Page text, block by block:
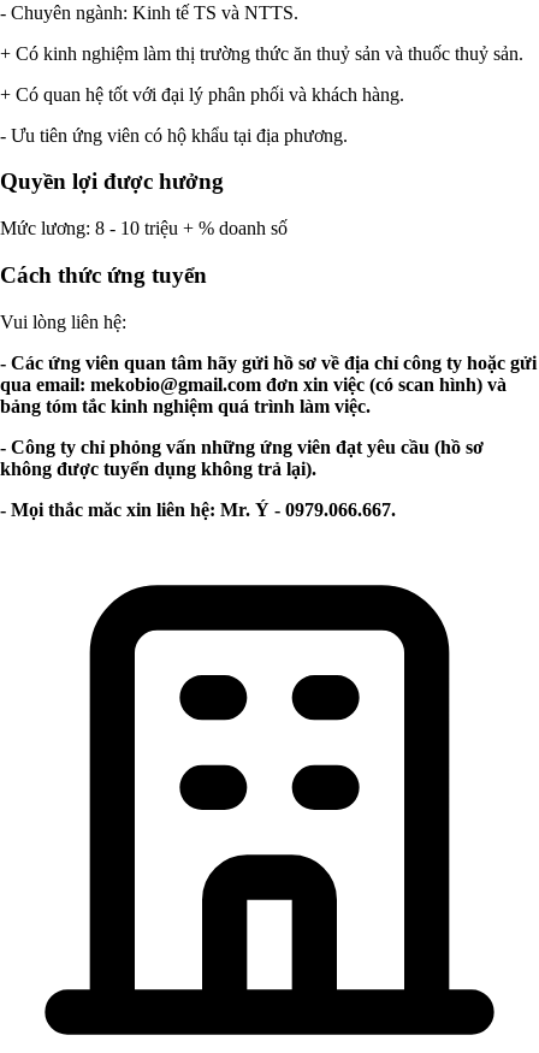
- Chuyên ngành: Kinh tế TS và NTTS.
+ Có kinh nghiệm làm thị trường thức ăn thuỷ sản và thuốc thuỷ sản.
+ Có quan hệ tốt với đại lý phân phối và khách hàng.
- Ưu tiên ứng viên có hộ khẩu tại địa phương.
Quyền lợi được hưởng
Mức lương: 8 - 10 triệu + % doanh số
Cách thức ứng tuyển
Vui lòng liên hệ:
- Các ứng viên quan tâm hãy gửi hồ sơ về địa chỉ công ty hoặc gửi
qua email: mekobio@gmail.com đơn xin việc (có scan hình) và
bảng tóm tắc kinh nghiệm quá trình làm việc.
- Công ty chỉ phỏng vấn những ứng viên đạt yêu cầu (hồ sơ
không được tuyển dụng không trả lại).
- Mọi thắc măc xin liên hệ: Mr. Ý - 0979.066.667.